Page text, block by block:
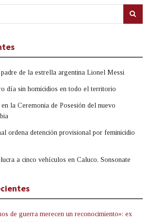
de la estrella argentina Lionel Messi
día sin homicidios en todo el territorio
la Ceremonia de Posesión del nuevo
ordena detención provisional por feminicidio
a cinco vehículos en Caluco, Sonsonate
de guerra merecen un reconocimiento»: ex